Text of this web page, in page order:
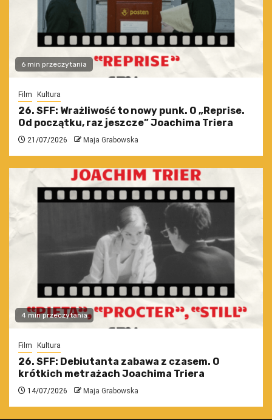
6 min przeczytania
Film Kultura
26. SFF: Wrażliwość to nowy punk. O „Reprise.
Od początku, raz jeszcze” Joachima Triera
21/07/2026 Maja Grabowska
4 min przeczytania
Film Kultura
26. SFF: Debiutanta zabawa z czasem. O
krótkich metrażach Joachima Triera
14/07/2026 Maja Grabowska